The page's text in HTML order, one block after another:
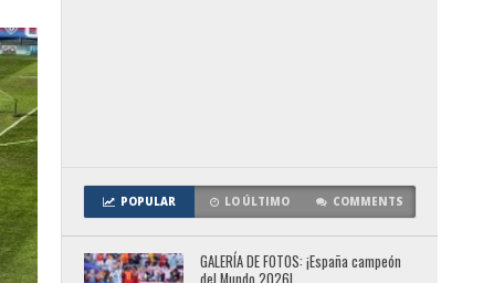
POPULAR LO ÚLTIMO COMMENTS
GALERÍA DE FOTOS: ¡España campeón